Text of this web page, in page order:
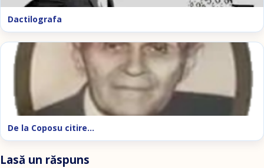
Dactilografa
De la Coposu citire…
Lasă un răspuns